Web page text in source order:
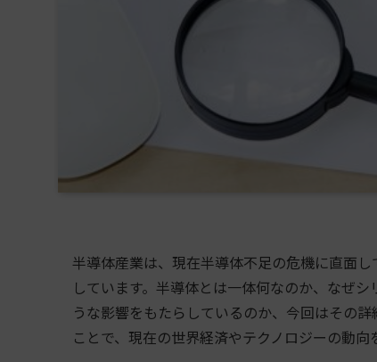
半導体産業は、現在半導体不足の危機に直面
しています。半導体とは一体何なのか、なぜ
うな影響をもたらしているのか、今回はその
ことで、現在の世界経済やテクノロジーの動向